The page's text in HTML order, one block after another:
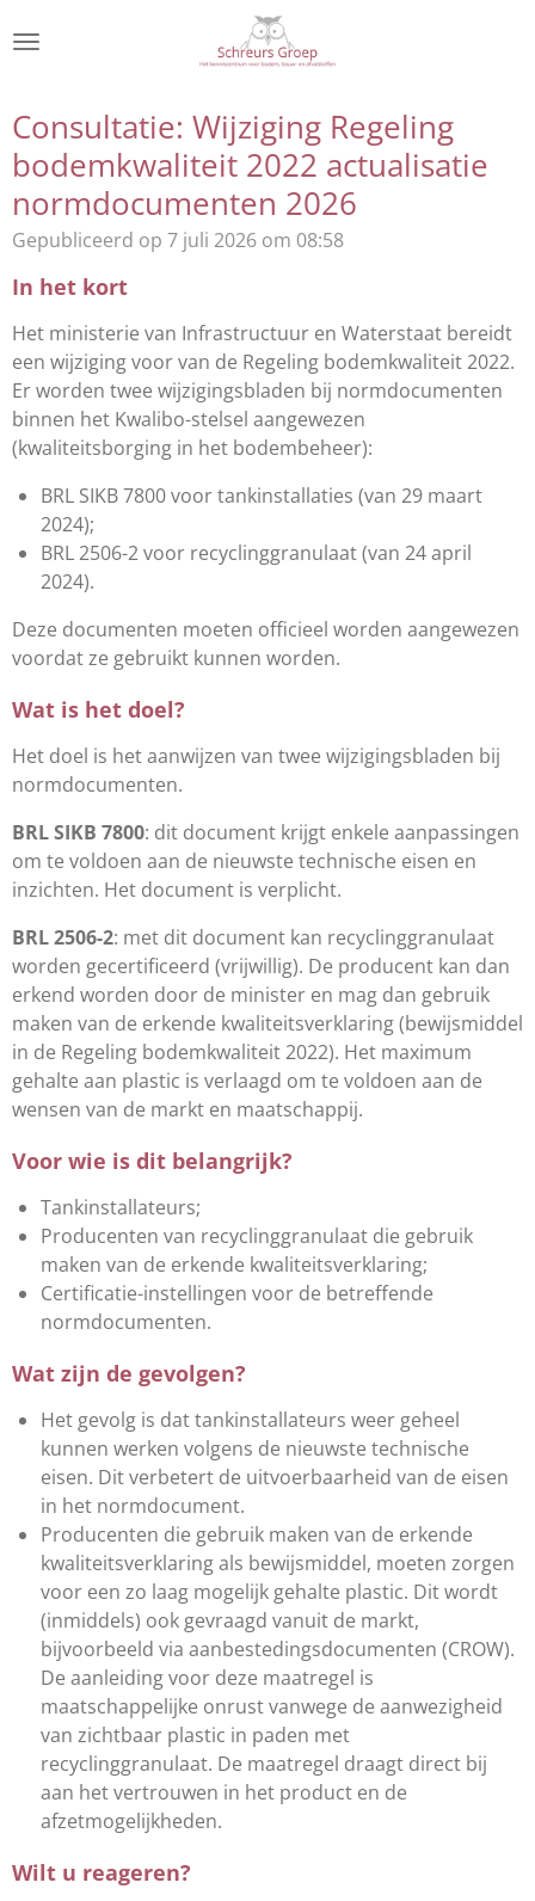
direct
hoofdinhoud
Consultatie: Wijziging Regeling
bodemkwaliteit 2022 actualisatie
normdocumenten 2026
Gepubliceerd op 7 juli 2026 om 08:58
In het kort
Het ministerie van Infrastructuur en Waterstaat bereidt
een wijziging voor van de Regeling bodemkwaliteit 2022.
Er worden twee wijzigingsbladen bij normdocumenten
binnen het Kwalibo-stelsel aangewezen
(kwaliteitsborging in het bodembeheer):
BRL SIKB 7800 voor tankinstallaties (van 29 maart
2024);
BRL 2506-2 voor recyclinggranulaat (van 24 april
2024).
Deze documenten moeten officieel worden aangewezen
voordat ze gebruikt kunnen worden.
Wat is het doel?
Het doel is het aanwijzen van twee wijzigingsbladen bij
normdocumenten.
BRL SIKB 7800: dit document krijgt enkele aanpassingen
om te voldoen aan de nieuwste technische eisen en
inzichten. Het document is verplicht.
BRL 2506-2: met dit document kan recyclinggranulaat
worden gecertificeerd (vrijwillig). De producent kan dan
erkend worden door de minister en mag dan gebruik
maken van de erkende kwaliteitsverklaring (bewijsmiddel
in de Regeling bodemkwaliteit 2022). Het maximum
gehalte aan plastic is verlaagd om te voldoen aan de
wensen van de markt en maatschappij.
Voor wie is dit belangrijk?
Tankinstallateurs;
Producenten van recyclinggranulaat die gebruik
maken van de erkende kwaliteitsverklaring;
Certificatie-instellingen voor de betreffende
normdocumenten.
Wat zijn de gevolgen?
Het gevolg is dat tankinstallateurs weer geheel
kunnen werken volgens de nieuwste technische
eisen. Dit verbetert de uitvoerbaarheid van de eisen
in het normdocument.
Producenten die gebruik maken van de erkende
kwaliteitsverklaring als bewijsmiddel, moeten zorgen
voor een zo laag mogelijk gehalte plastic. Dit wordt
(inmiddels) ook gevraagd vanuit de markt,
bijvoorbeeld via aanbestedingsdocumenten (CROW).
De aanleiding voor deze maatregel is
maatschappelijke onrust vanwege de aanwezigheid
van zichtbaar plastic in paden met
recyclinggranulaat. De maatregel draagt direct bij
aan het vertrouwen in het product en de
afzetmogelijkheden.
Wilt u reageren?